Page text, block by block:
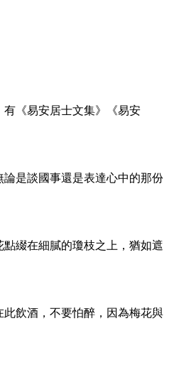
《易安居士文集》《易安
是談國事還是表達心中的那份
綴在細膩的瓊枝之上，猶如遮
飲酒，不要怕醉，因為梅花與